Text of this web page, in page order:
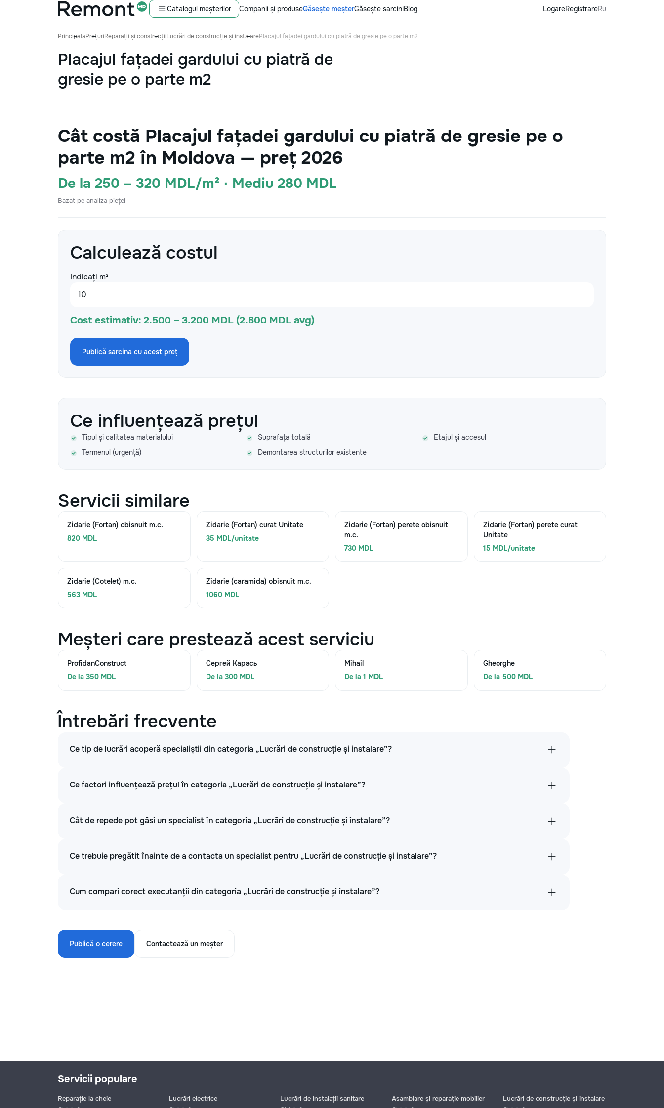
Catalogul meșterilor Companii și produseGăsește meșterGăsește sarciniBlog LogareRegistrareRu
PrincipalaPrețuriReparații și construcțiiLucrări de construcție și instalarePlacajul fațadei gardului cu piatră de gresie pe o parte m2
Placajul fațadei gardului cu piatră de
gresie pe o parte m2
Cât costă Placajul fațadei gardului cu piatră de gresie pe o
parte m2 în Moldova — preț 2026
De la 250 – 320 MDL/m² · Mediu 280 MDL
Bazat pe analiza pieței
Calculează costul
Indicați m²
Cost estimativ: 2.500 – 3.200 MDL (2.800 MDL avg)
Publică sarcina cu acest preț
Ce influențează prețul
Tipul și calitatea materialului Suprafața totală
Etajul și accesul
Termenul (urgență)
Demontarea structurilor existente
Servicii similare
Zidarie (Fortan) obisnuit m.c.
820 MDL
Zidarie (Fortan) curat Unitate
35 MDL/unitate
Zidarie (Fortan) perete obisnuit
m.c.
730 MDL
Zidarie (Fortan) perete curat
Unitate
15 MDL/unitate
Zidarie (Cotelet) m.c.
563 MDL
Zidarie (caramida) obisnuit m.c.
1060 MDL
Meșteri care prestează acest serviciu
ProfidanConstruct
De la 350 MDL
Сергей Карась
De la 300 MDL
Mihail
De la 1 MDL
Gheorghe
De la 500 MDL
Întrebări frecvente
Ce tip de lucrări acoperă specialiștii din categoria „Lucrări de construcție și instalare”?
Ce factori influențează prețul în categoria „Lucrări de construcție și instalare”?
Cât de repede pot găsi un specialist în categoria „Lucrări de construcție și instalare”?
Ce trebuie pregătit înainte de a contacta un specialist pentru „Lucrări de construcție și instalare”?
Cum compari corect executanții din categoria „Lucrări de construcție și instalare”?
Publică o cerere Contactează un meșter
Servicii populare
Reparație la cheie
Lucrări electrice
Lucrări de instalații sanitare
Asamblare și reparație mobilier
Lucrări de construcție și instalare